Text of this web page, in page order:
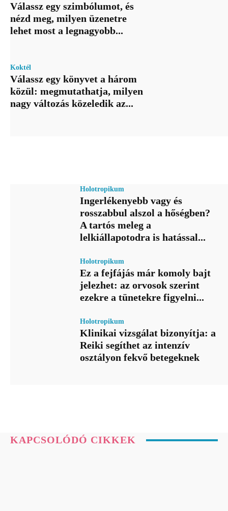
Válassz egy szimbólumot, és
nézd meg, milyen üzenetre
lehet most a legnagyobb...
Koktél
Válassz egy könyvet a három
közül: megmutathatja, milyen
nagy változás közeledik az...
Holotropikum
Ingerlékenyebb vagy és
rosszabbul alszol a hőségben?
A tartós meleg a
lelkiállapotodra is hatással...
Holotropikum
Ez a fejfájás már komoly bajt
jelezhet: az orvosok szerint
ezekre a tünetekre figyelni...
Holotropikum
Klinikai vizsgálat bizonyítja: a
Reiki segíthet az intenzív
osztályon fekvő betegeknek
KAPCSOLÓDÓ CIKKEK